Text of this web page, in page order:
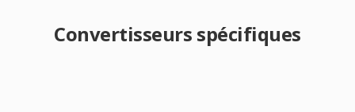
Convertisseurs spécifiques